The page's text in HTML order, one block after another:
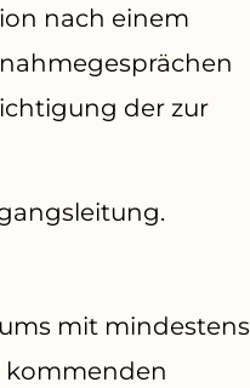
nach einem
der zur
mit mindestens
kommenden